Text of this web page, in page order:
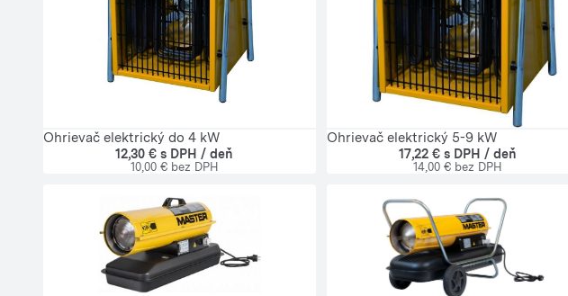
Ohrievač elektrický do 4 kW
12,30 € s DPH / deň
10,00 € bez DPH
Ohrievač elektrický 5-9 kW
17,22 € s DPH / deň
14,00 € bez DPH